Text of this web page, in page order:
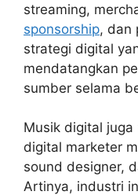
streaming,
sponsorship, dan
strategi digital
mendatangkan
sumber selama
Musik digital
digital marketer
sound designer,
Artinya, industri